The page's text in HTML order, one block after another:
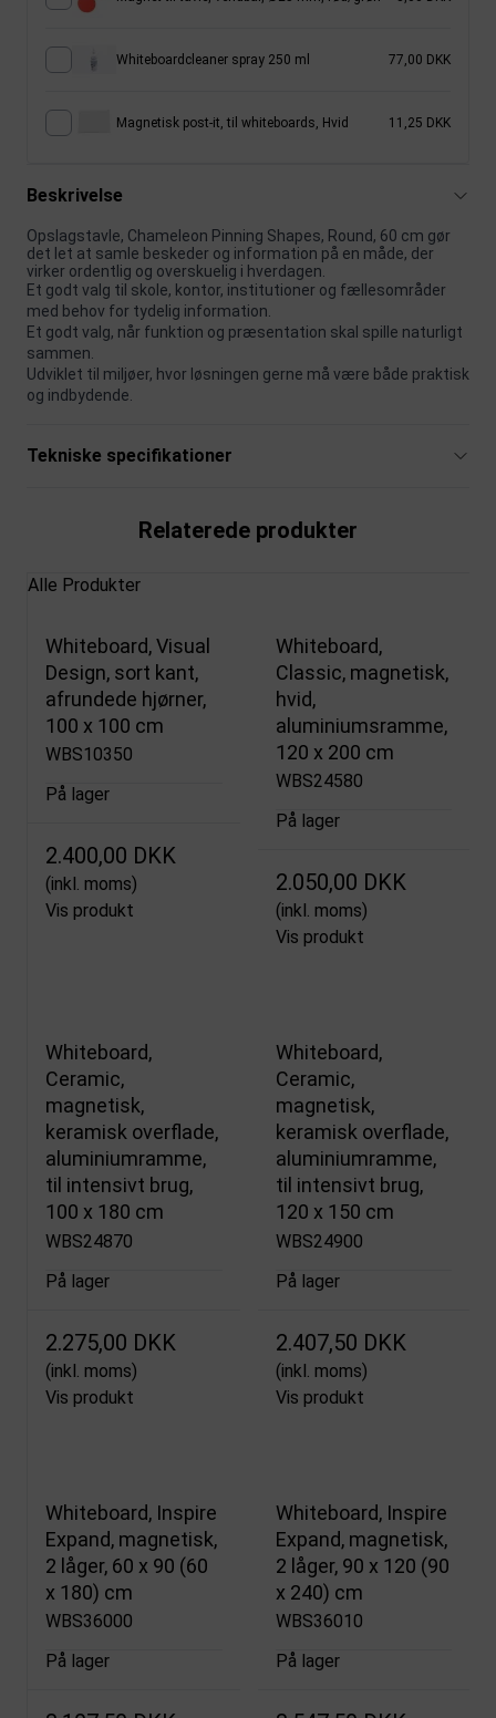
Whiteboardcleaner spray 250 ml 77,00 DKK
Magnetisk post-it, til whiteboards, Hvid 11,25 DKK
Beskrivelse
Opslagstavle, Chameleon Pinning Shapes, Round, 60 cm gør
det let at samle beskeder og information på en måde, der
virker ordentlig og overskuelig i hverdagen.
Et godt valg til skole, kontor, institutioner og fællesområder
med behov for tydelig information.
Et godt valg, når funktion og præsentation skal spille naturligt
sammen.
Udviklet til miljøer, hvor løsningen gerne må være både praktisk
og indbydende.
Tekniske specifikationer
Relaterede produkter
Alle Produkter
Whiteboard, Visual
Design, sort kant,
afrundede hjørner,
100 x 100 cm
WBS10350
På lager
2.400,00 DKK
(inkl. moms)
Vis produkt
Whiteboard,
Classic, magnetisk,
hvid,
aluminiumsramme,
120 x 200 cm
WBS24580
På lager
2.050,00 DKK
(inkl. moms)
Vis produkt
Whiteboard,
Ceramic,
magnetisk,
keramisk overflade,
aluminiumramme,
til intensivt brug,
100 x 180 cm
WBS24870
På lager
2.275,00 DKK
(inkl. moms)
Vis produkt
Whiteboard,
Ceramic,
magnetisk,
keramisk overflade,
aluminiumramme,
til intensivt brug,
120 x 150 cm
WBS24900
På lager
2.407,50 DKK
(inkl. moms)
Vis produkt
Whiteboard, Inspire
Expand, magnetisk,
2 låger, 60 x 90 (60
x 180) cm
WBS36000
På lager
Whiteboard, Inspire
Expand, magnetisk,
2 låger, 90 x 120 (90
x 240) cm
WBS36010
På lager